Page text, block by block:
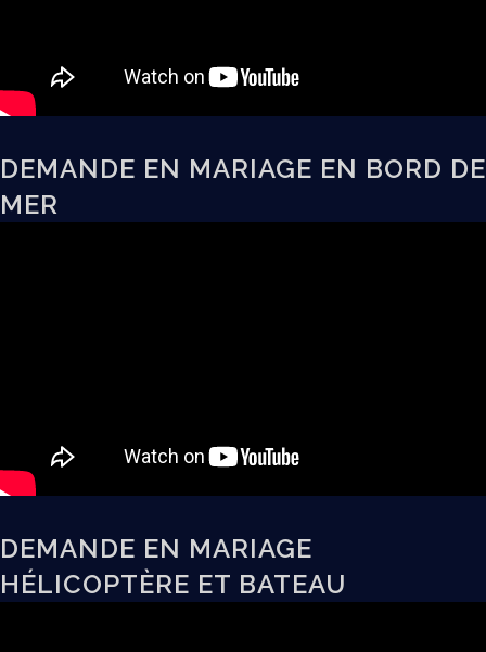
DEMANDE EN MARIAGE EN BORD DE
MER
DEMANDE EN MARIAGE
HÉLICOPTÈRE ET BATEAU